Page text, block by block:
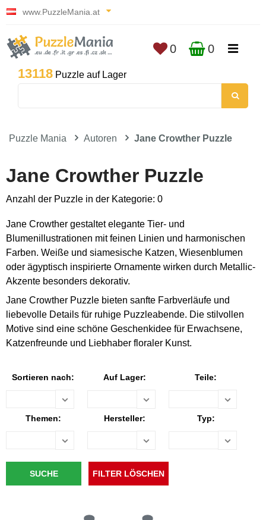
www.PuzzleMania.at
13118 Puzzle auf Lager
0 0
Puzzle Mania Autoren Jane Crowther Puzzle
Jane Crowther Puzzle
Anzahl der Puzzle in der Kategorie: 0
Jane Crowther gestaltet elegante Tier- und
Blumenillustrationen mit feinen Linien und harmonischen
Farben. Weiße und siamesische Katzen, Wiesenblumen
oder ägyptisch inspirierte Ornamente wirken durch Metallic-
Akzente besonders dekorativ.
Jane Crowther Puzzle bieten sanfte Farbverläufe und
liebevolle Details für ruhige Puzzleabende. Die stilvollen
Motive sind eine schöne Geschenkidee für Erwachsene,
Katzenfreunde und Liebhaber floraler Kunst.
Sortieren nach: Auf Lager: Teile:
Themen: Hersteller: Typ: